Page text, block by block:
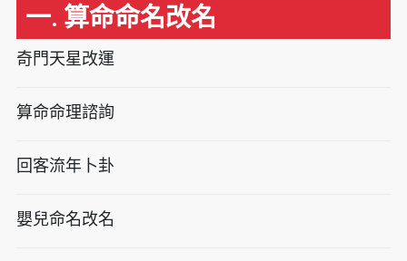
一. 算命命名改名
奇門天星改運
算命命理諮詢
回客流年卜卦
嬰兒命名改名